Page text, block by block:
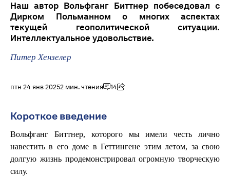
Наш автор Вольфганг Биттнер побеседовал с
Дирком Польманном о многих аспектах
текущей геополитической ситуации.
Интеллектуальное удовольствие.
Питер Хензелер
птн 24 янв 20252 мин. чтения 14
Короткое введение
Вольфганг Биттнер, которого мы имели честь лично
навестить в его доме в Геттингене этим летом, за свою
долгую жизнь продемонстрировал огромную творческую
силу.